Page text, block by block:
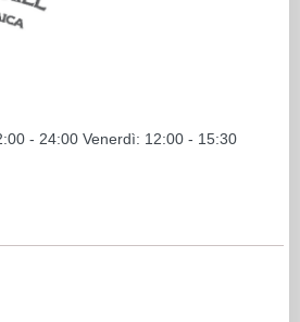
- 24:00 Venerdì: 12:00 - 15:30